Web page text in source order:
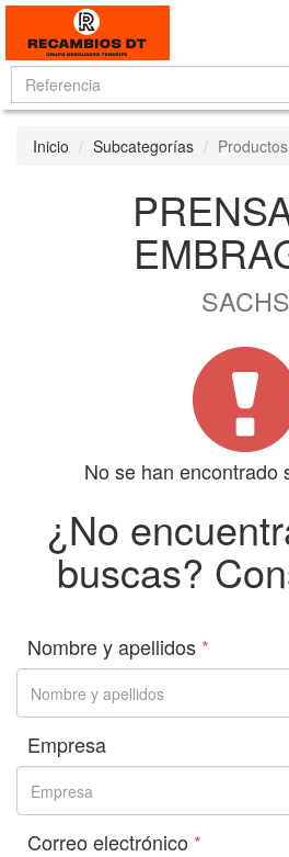
Inicio Subcategorías Productos
SACHS
No se han encontrado
¿No
buscas?
Nombre y apellidos *
Empresa
Correo electrónico *